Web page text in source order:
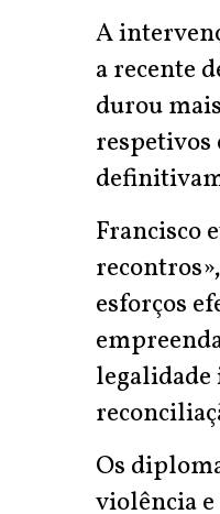
A
a recente
durou
respetivos
Francisco
esforços
legalidade
Os
violência